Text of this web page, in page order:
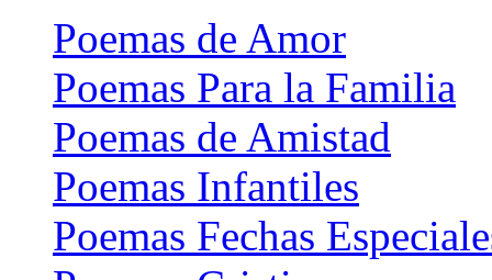
Poemas de Amor
Poemas Para la Familia
Poemas de Amistad
Poemas Infantiles
Poemas Fechas